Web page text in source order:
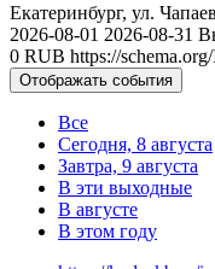
Екатеринбург, ул.
2026-08-01 2026-08-31
0 RUB https://
Отображать события
Все
Сегодня, 8 августа
Завтра, 9 августа
В эти выходные
В августе
В этом году